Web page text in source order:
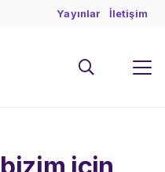
Yayınlar İletişim